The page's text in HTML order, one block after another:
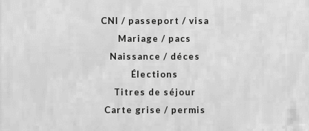
CNI / passeport / visa
Mariage / pacs
Naissance / déces
Élections
Titres de séjour
Carte grise / permis